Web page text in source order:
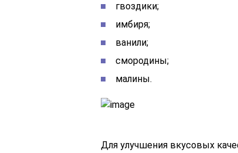
гвоздики;
имбиря;
ванили;
смородины;
малины.
Для улучшения вкусовых